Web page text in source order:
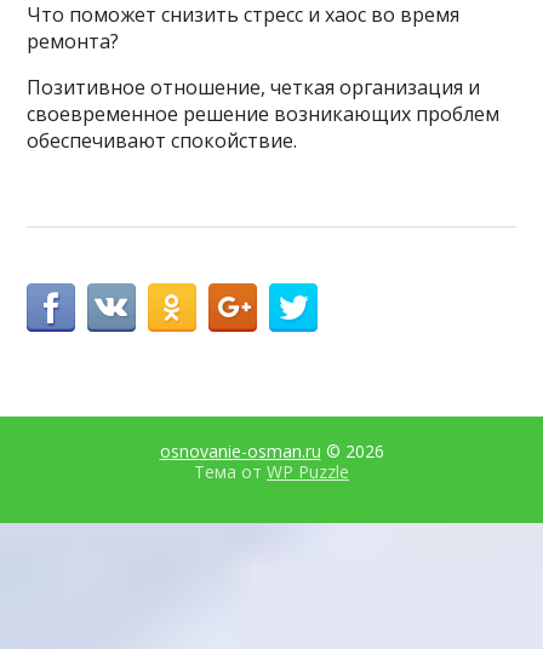
Что поможет снизить стресс и хаос во время
ремонта?
Позитивное отношение, четкая организация и
своевременное решение возникающих проблем
обеспечивают спокойствие.
osnovanie-osman.ru © 2026
Тема от WP Puzzle